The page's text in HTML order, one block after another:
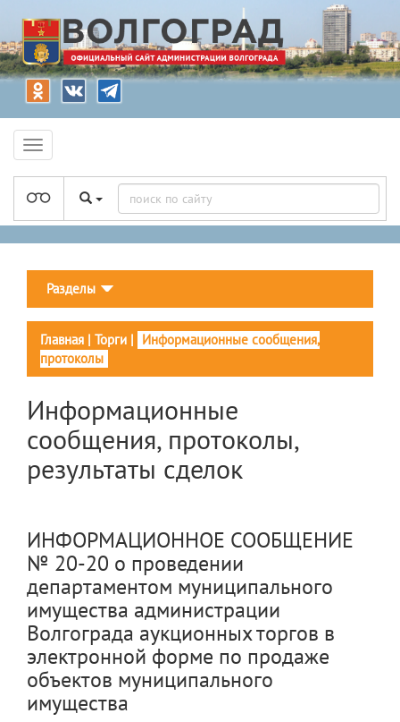
Разделы
Главная | Торги | Информационные сообщения,
протоколы
Информационные
сообщения, протоколы,
результаты сделок
ИНФОРМАЦИОННОЕ СООБЩЕНИЕ
№ 20-20 о проведении
департаментом муниципального
имущества администрации
Волгограда аукционных торгов в
электронной форме по продаже
объектов муниципального
имущества